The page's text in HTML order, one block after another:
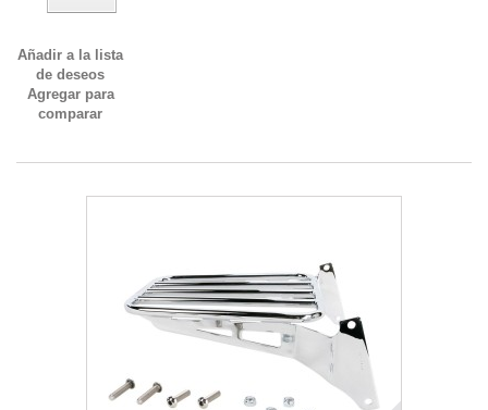
Añadir a la lista
de deseos
Agregar para
comparar